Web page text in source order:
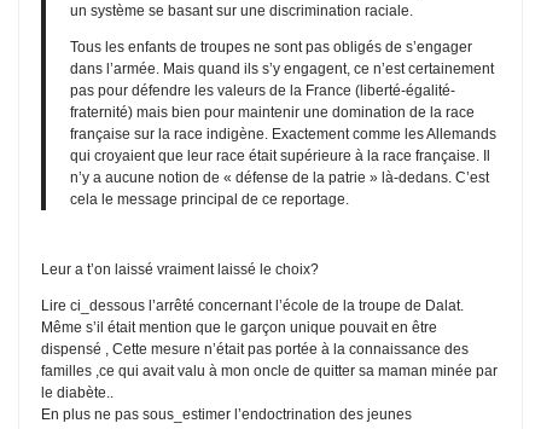
un système se basant sur une discrimination raciale.
Tous les enfants de troupes ne sont pas obligés de s’engager
dans l’armée. Mais quand ils s’y engagent, ce n’est certainement
pas pour défendre les valeurs de la France (liberté-égalité-
fraternité) mais bien pour maintenir une domination de la race
française sur la race indigène. Exactement comme les Allemands
qui croyaient que leur race était supérieure à la race française. Il
n’y a aucune notion de « défense de la patrie » là-dedans. C’est
cela le message principal de ce reportage.
Leur a t’on laissé vraiment laissé le choix?
Lire ci_dessous l’arrêté concernant l’école de la troupe de Dalat.
Même s’il était mention que le garçon unique pouvait en être
dispensé , Cette mesure n’était pas portée à la connaissance des
familles ,ce qui avait valu à mon oncle de quitter sa maman minée par
le diabète..
En plus ne pas sous_estimer l’endoctrination des jeunes